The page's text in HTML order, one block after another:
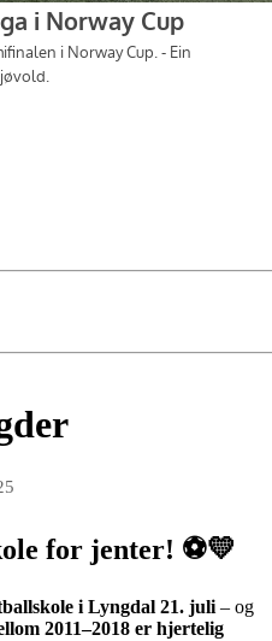
for jenter! ⚽💛
i Lyngdal 21. juli – og
2011–2018 er hjertelig